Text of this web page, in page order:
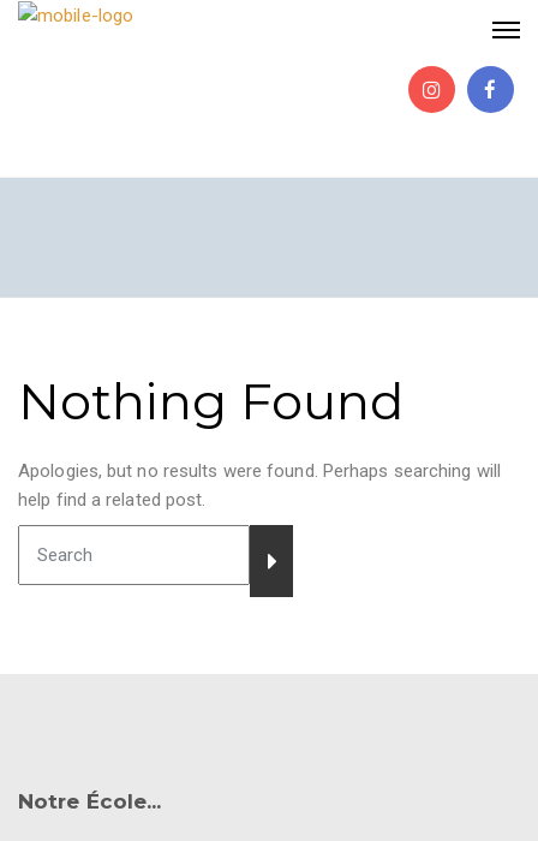
Nothing Found
Apologies, but no results were found. Perhaps searching will
help find a related post.
Notre École...